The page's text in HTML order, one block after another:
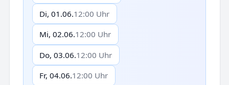
Di, 01.06.12:00 Uhr
Mi, 02.06.12:00 Uhr
Do, 03.06.12:00 Uhr
Fr, 04.06.12:00 Uhr